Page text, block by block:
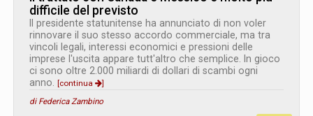
difficile del previsto
Il presidente statunitense ha annunciato di non voler
rinnovare il suo stesso accordo commerciale, ma tra
vincoli legali, interessi economici e pressioni delle
imprese l'uscita appare tutt'altro che semplice. In gioco
ci sono oltre 2.000 miliardi di dollari di scambi ogni
anno. [continua
]
di Federica Zambino